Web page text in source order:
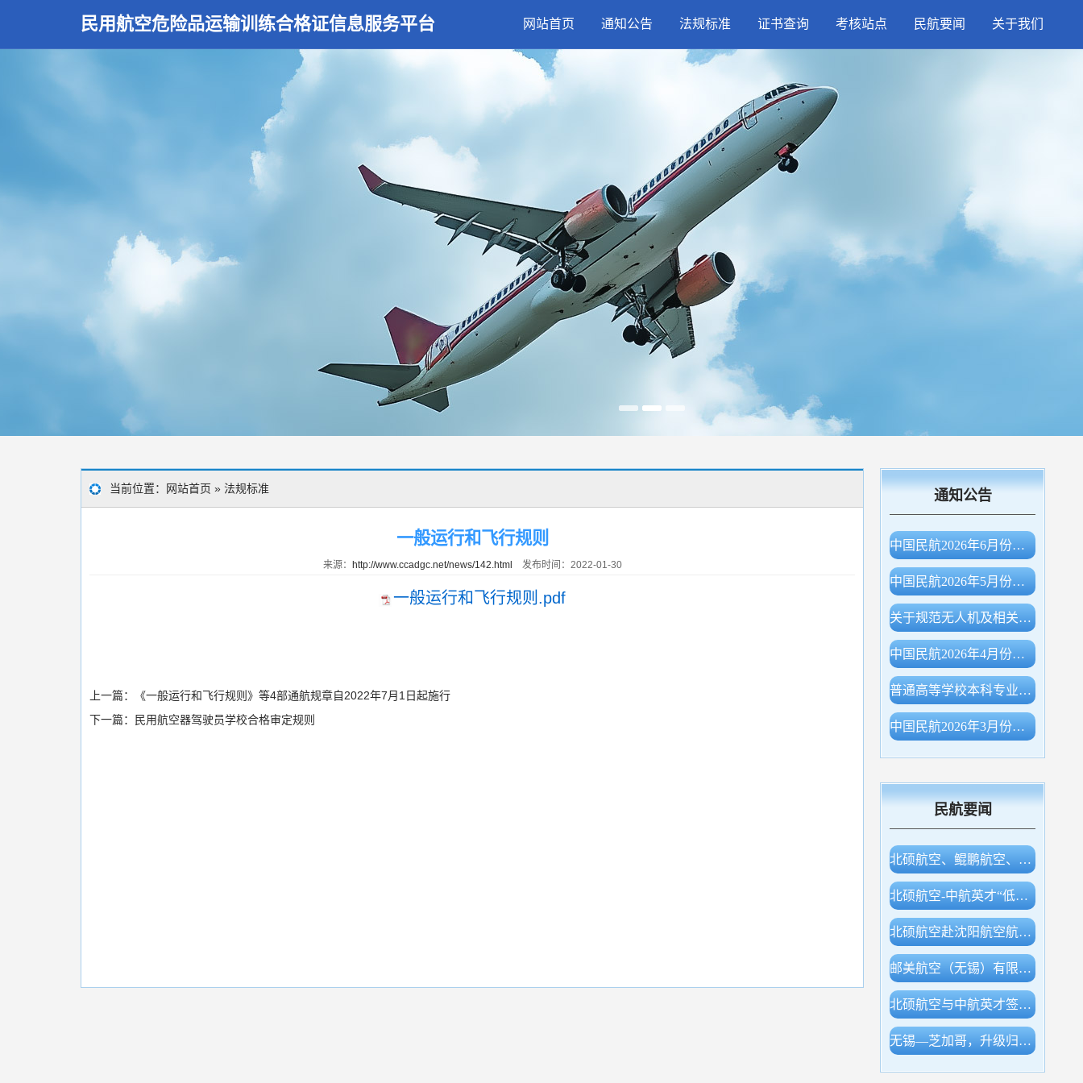
民用航空危险品运输训练合格证信息服务平台 网站首页 通知公告 法规标准 证书查询 考核站点 民航要闻 关于我们
通知公告
中国民航2026年6月份主要生产指标统计
中国民航2026年5月份主要生产指标统计
关于规范无人机及相关物项出口申报的公告（海关总署公告2026年第78号）
中国民航2026年4月份主要生产指标统计
普通高等学校本科专业目录（2026年）
中国民航2026年3月份主要生产指标统计
民航要闻
北硕航空、鲲鹏航空、白鲸航线签约，开展低空产业合作
北硕航空-中航英才“低空经济专业实验室”等同期揭牌
北硕航空赴沈阳航空航天大学调研交流
邮美航空（无锡）有限公司成立！
北硕航空与中航英才签约，开展低空领域多层合作
无锡—芝加哥，升级归来！
当前位置： 网站首页 » 法规标准
一般运行和飞行规则
来源： http://www.ccadgc.net/news/142.html 发布时间：2022-01-30
一般运行和飞行规则.pdf
上一篇：
《一般运行和飞行规则》等4部通航规章自2022年7月1日起施行
下一篇：
民用航空器驾驶员学校合格审定规则